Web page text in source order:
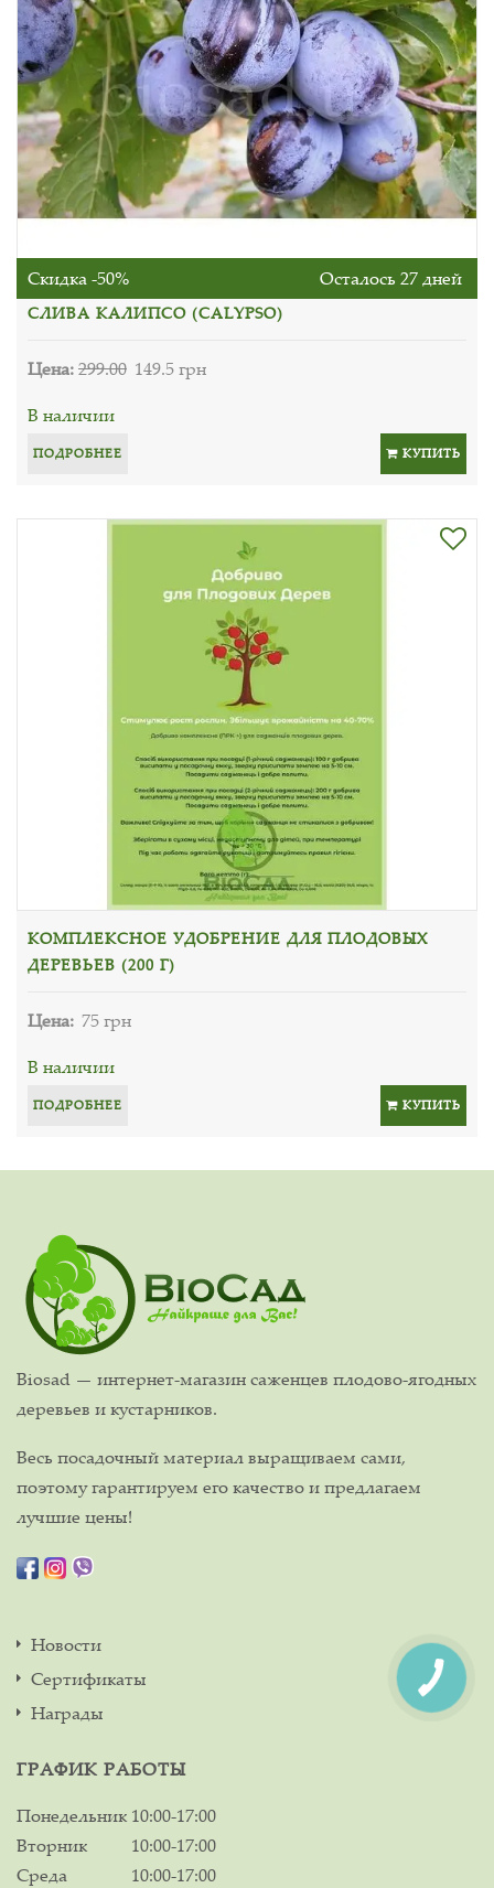
Скидка -50% Осталось 27 дней
СЛИВА КАЛИПСО (CALYPSO)
Цена:299.00 149.5 грн
В наличии
ПОДРОБНЕЕ КУПИТЬ
КОМПЛЕКСНОЕ УДОБРЕНИЕ ДЛЯ ПЛОДОВЫХ
ДЕРЕВЬЕВ (200 Г)
Цена: 75 грн
В наличии
ПОДРОБНЕЕ КУПИТЬ
Biosad — интернет-магазин саженцев плодово-ягодных
деревьев и кустарников.
Весь посадочный материал выращиваем сами,
поэтому гарантируем его качество и предлагаем
лучшие цены!
Новости
Сертификаты
Награды
ГРАФИК РАБОТЫ
Понедельник 10:00-17:00
Вторник
10:00-17:00
Среда
10:00-17:00